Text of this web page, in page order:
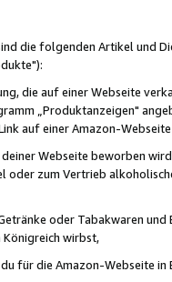
die folgenden Artikel und
die auf einer Webseite
„Produktanzeigen"
auf einer Amazon-
Webseite beworben
oder zum Vertrieb
oder Tabakwaren
Königreich wirbst,
für die Amazon-Webseite in